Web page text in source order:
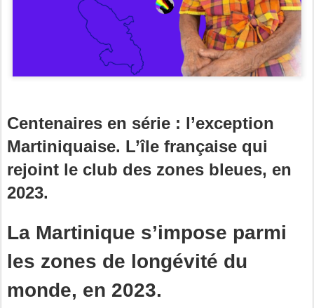
Centenaires en série : l’exception
Martiniquaise. L’île française qui
rejoint le club des zones bleues, en
2023.
La Martinique s’impose parmi
les zones de longévité du
monde, en 2023.